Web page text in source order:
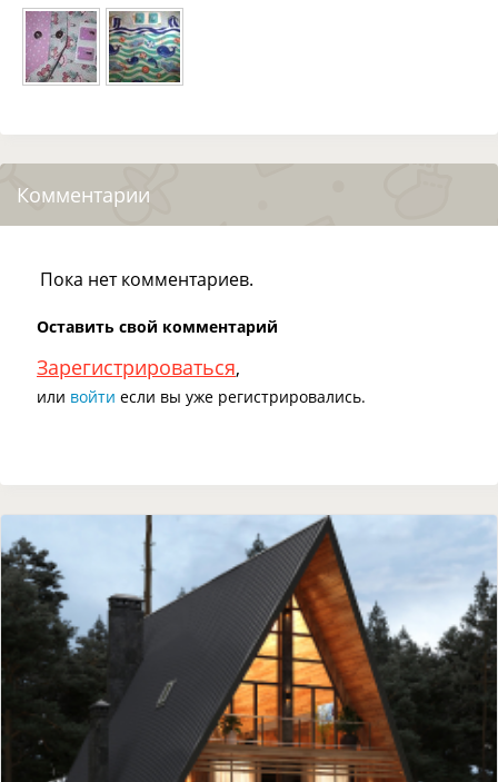
Комментарии
Пока нет комментариев.
Оставить свой комментарий
Зарегистрироваться,
или войти если вы уже регистрировались.